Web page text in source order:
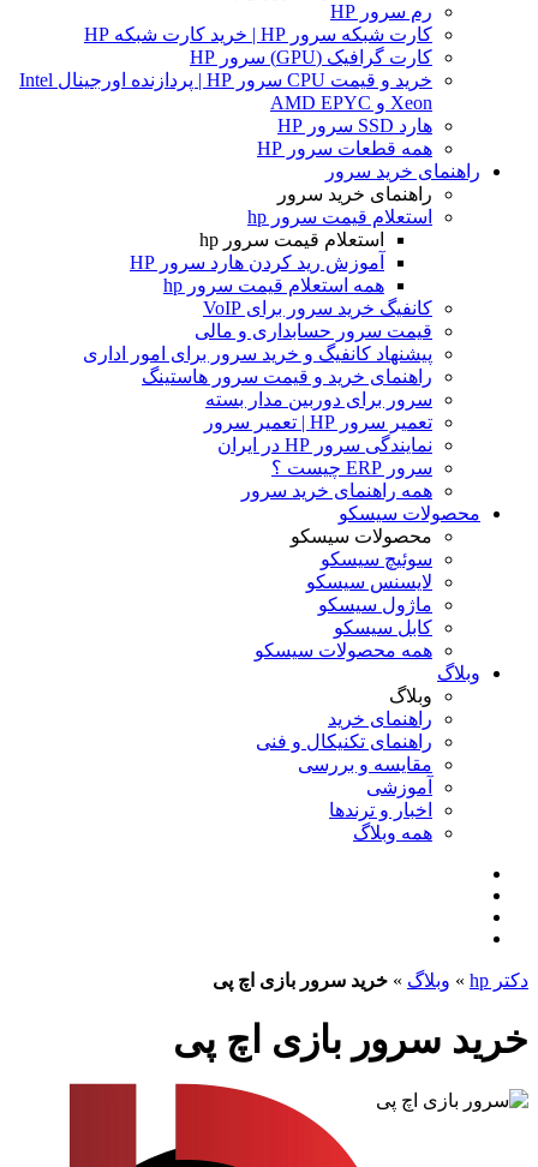
رم سرور HP
کارت شبکه سرور HP | خرید کارت شبکه HP
کارت گرافیک (GPU) سرور HP
خرید و قیمت CPU سرور HP | پردازنده اورجینال Intel
Xeon و AMD EPYC
هارد SSD سرور HP
همه قطعات سرور HP
راهنمای خرید سرور
راهنمای خرید سرور
استعلام قیمت سرور hp
استعلام قیمت سرور hp
آموزش ريد كردن هارد سرور HP
همه استعلام قیمت سرور hp
کانفیگ خرید سرور برای VoIP
قیمت سرور حسابداری و مالی
پیشنهاد کانفیگ و خرید سرور برای امور اداری
راهنمای خرید و قیمت سرور هاستینگ
سرور برای دوربین مدار بسته
تعمیر سرور HP | تعمیر سرور
نمایندگی سرور HP در ایران
سرور ERP چیست ؟
همه راهنمای خرید سرور
محصولات سیسکو
محصولات سیسکو
سوئیچ سیسکو
لایسنس سیسکو
ماژول سیسکو
کابل سیسکو
همه محصولات سیسکو
وبلاگ
وبلاگ
راهنمای خرید
راهنمای تکنیکال و فنی
مقایسه و بررسی
آموزشی
اخبار و ترندها
همه وبلاگ
دکتر hp » وبلاگ » خرید سرور بازی اچ پی
خرید سرور بازی اچ پی